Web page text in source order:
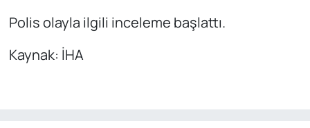
Polis olayla ilgili inceleme başlattı.
Kaynak: İHA